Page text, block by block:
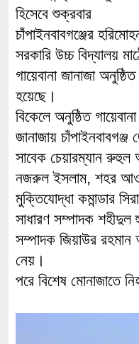
হিসেবে শুক্রবার
চাঁপাইনবাবগঞ্জের
সরকারি উচ্চ বিদ্যালয়
গায়েবানা জানাজা অনুষ্ঠিত
হয়েছে।
বিকেলে অনুষ্ঠিত গায়েবানা
জানাজায়
সাবেক চেয়ারম্যান
নজরুল ইসলাম, শহর
মুক্তিযোদ্ধা কমান্ডার
সাধারণ সম্পাদক
সম্পাদক জিয়াউর রহমান
নেয়।
পরে বিশেষ মোনাজাতে